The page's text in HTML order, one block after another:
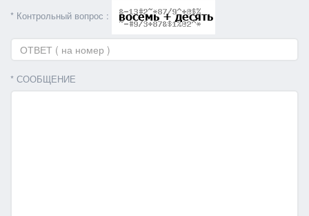
* Контрольный вопрос :
* СООБЩЕНИЕ